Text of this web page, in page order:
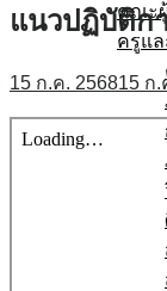
คณะ
ครูแ
แนวปฏิบัติกา
15 ก.ค. 256815 ก.